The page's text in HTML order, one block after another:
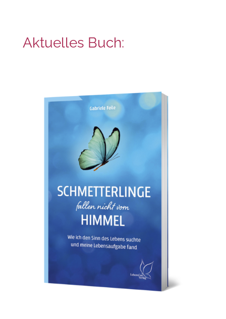
Aktuelles Buch: